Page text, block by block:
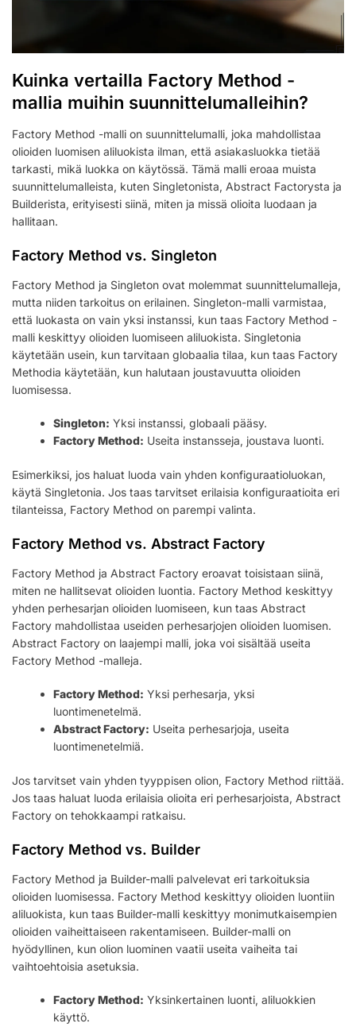
Kuinka vertailla Factory Method -
mallia muihin suunnittelumalleihin?
Factory Method -malli on suunnittelumalli, joka mahdollistaa
olioiden luomisen aliluokista ilman, että asiakasluokka tietää
tarkasti, mikä luokka on käytössä. Tämä malli eroaa muista
suunnittelumalleista, kuten Singletonista, Abstract Factorysta ja
Builderista, erityisesti siinä, miten ja missä olioita luodaan ja
hallitaan.
Factory Method vs. Singleton
Factory Method ja Singleton ovat molemmat suunnittelumalleja,
mutta niiden tarkoitus on erilainen. Singleton-malli varmistaa,
että luokasta on vain yksi instanssi, kun taas Factory Method -
malli keskittyy olioiden luomiseen aliluokista. Singletonia
käytetään usein, kun tarvitaan globaalia tilaa, kun taas Factory
Methodia käytetään, kun halutaan joustavuutta olioiden
luomisessa.
Singleton: Yksi instanssi, globaali pääsy.
Factory Method: Useita instansseja, joustava luonti.
Esimerkiksi, jos haluat luoda vain yhden konfiguraatioluokan,
käytä Singletonia. Jos taas tarvitset erilaisia konfiguraatioita eri
tilanteissa, Factory Method on parempi valinta.
Factory Method vs. Abstract Factory
Factory Method ja Abstract Factory eroavat toisistaan siinä,
miten ne hallitsevat olioiden luontia. Factory Method keskittyy
yhden perhesarjan olioiden luomiseen, kun taas Abstract
Factory mahdollistaa useiden perhesarjojen olioiden luomisen.
Abstract Factory on laajempi malli, joka voi sisältää useita
Factory Method -malleja.
Factory Method: Yksi perhesarja, yksi
luontimenetelmä.
Abstract Factory: Useita perhesarjoja, useita
luontimenetelmiä.
Jos tarvitset vain yhden tyyppisen olion, Factory Method riittää.
Jos taas haluat luoda erilaisia olioita eri perhesarjoista, Abstract
Factory on tehokkaampi ratkaisu.
Factory Method vs. Builder
Factory Method ja Builder-malli palvelevat eri tarkoituksia
olioiden luomisessa. Factory Method keskittyy olioiden luontiin
aliluokista, kun taas Builder-malli keskittyy monimutkaisempien
olioiden vaiheittaiseen rakentamiseen. Builder-malli on
hyödyllinen, kun olion luominen vaatii useita vaiheita tai
vaihtoehtoisia asetuksia.
Factory Method: Yksinkertainen luonti, aliluokkien
käyttö.